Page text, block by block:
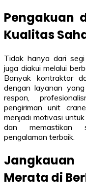
Pengakuan
Kualitas
Tidak hanya dari
juga diakui melalui
Banyak kontraktor
dengan layanan
respon,
pengiriman unit
menjadi motivasi
dan memastikan
pengalaman terbaik.
Merata di